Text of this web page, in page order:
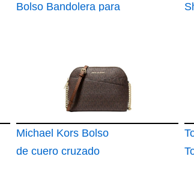
Bolso Bandolera para
Michael Kors Bolso
de cuero cruzado